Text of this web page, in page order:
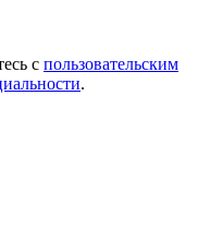
с пользовательским
.